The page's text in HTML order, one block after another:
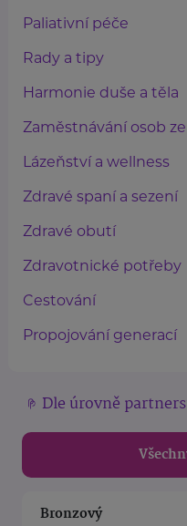
Paliativní péče
Rady a tipy
Harmonie duše a těla
Zaměstnávání osob
Lázeňství a wellness
Zdravé spaní a sezení
Zdravé obutí
Zdravotnické potřeby
Cestování
Propojování generací
Dle úrovně
Bronzový